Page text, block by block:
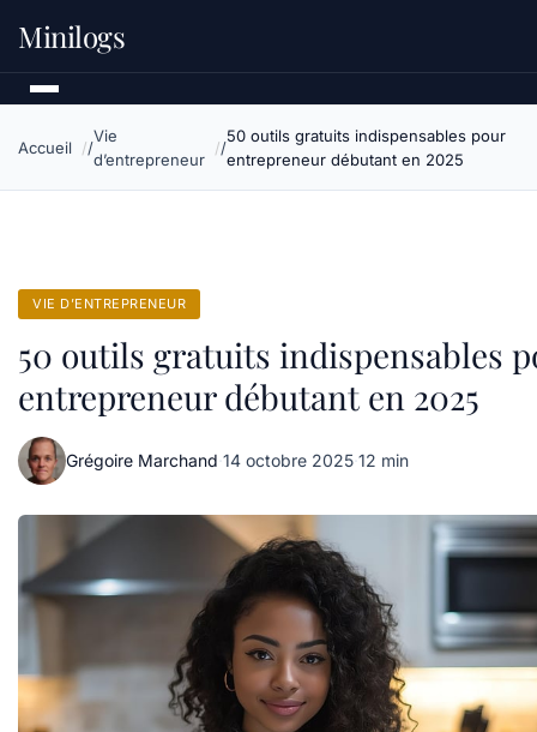
Minilogs
Accueil
Vie
d’entrepreneur
50 outils gratuits indispensables pour
entrepreneur débutant en 2025
VIE D’ENTREPRENEUR
50 outils gratuits indispensables
entrepreneur débutant en 2025
Grégoire Marchand·14 octobre 2025·12 min